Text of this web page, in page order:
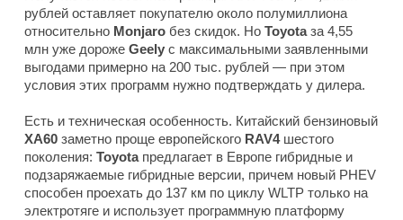
рублей оставляет покупателю около полумиллиона
относительно Monjaro без скидок. Но Toyotaза 4,55
млн уже дороже Geely с максимальными заявленными
выгодами примерно на 200 тыс. рублей — при этом
условия этих программ нужно подтверждать у дилера.
Есть и техническая особенность. Китайский бензиновый
XA60 заметно проще европейского RAV4шестого
поколения: Toyotaпредлагает в Европе гибридные и
подзаряжаемые гибридные версии, причем новый PHEV
способен проехать до 137 км по циклу WLTP только на
электротяге и использует программную платформу